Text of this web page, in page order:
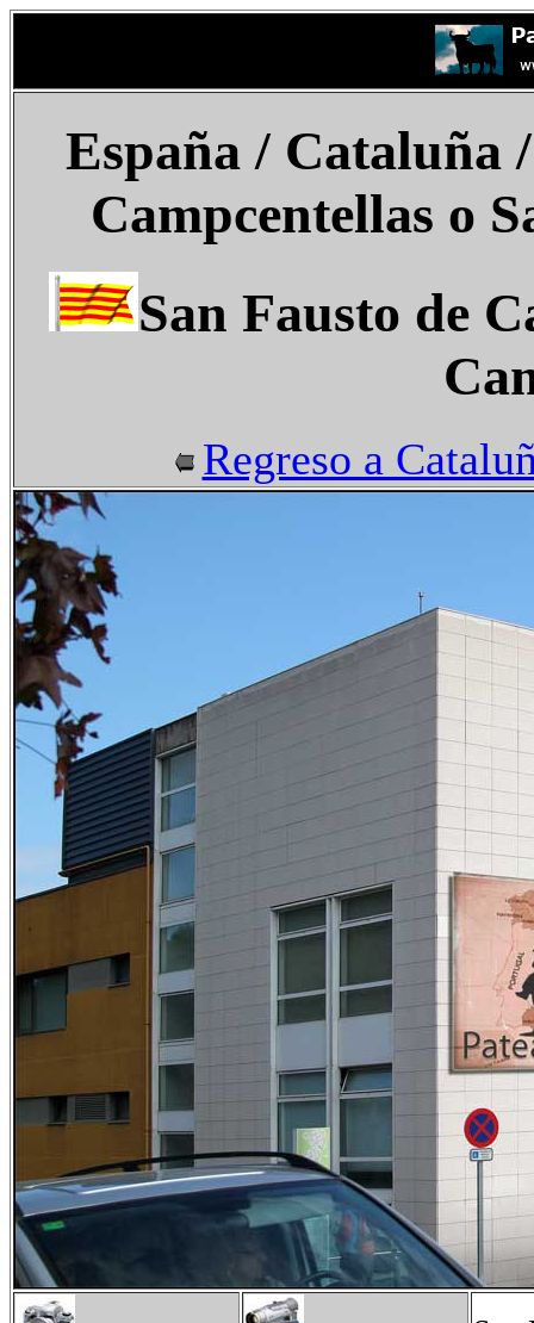
España / Cataluña
Campcentellas o
San Fausto de
Regreso a